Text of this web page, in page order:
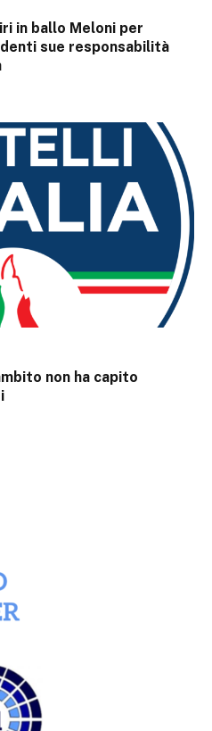
in ballo Meloni per
sue responsabilità
non ha capito